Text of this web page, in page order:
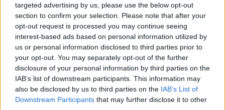
targeted advertising by us, please use the below opt-out
section to confirm your selection. Please note that after your
opt-out request is processed you may continue seeing
interest-based ads based on personal information utilized by
us or personal information disclosed to third parties prior to
your opt-out. You may separately opt-out of the further
disclosure of your personal information by third parties on the
IAB’s list of downstream participants. This information may
also be disclosed by us to third parties on the IAB’s List of
Downstream Participants that may further disclose it to other
Rýchla ski túra z Vrátnej na Poludňový
grúň
Jaro 7. februára 2019